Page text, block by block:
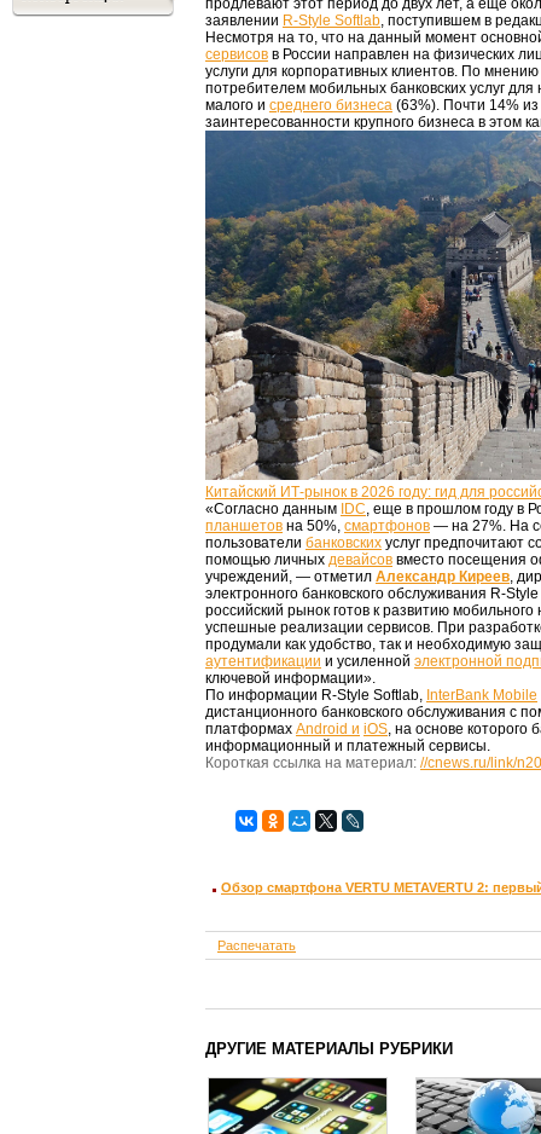
продлевают этот период до двух лет, а еще
заявлении R-Style Softlab, поступившем в
Несмотря на то, что на данный момент
сервисов в России направлен на физических
услуги для корпоративных клиентов. По
потребителем мобильных банковских услуг для
малого и среднего бизнеса (63%). Почти 14%
заинтересованности крупного бизнеса в этом
Китайский ИТ-рынок в 2026 году: гид для
«Согласно данным IDC , еще в прошлом году в
планшетов на 50%, смартфонов — на 27%. На
пользователи банковских услуг предпочитают
помощью личных девайсов вместо посещения
учреждений, — отметил Александр Киреев ,
электронного банковского обслуживания R-
российский рынок готов к развитию
успешные реализации сервисов. При
продумали как удобство, так и необходимую
аутентификации и усиленной электронной
ключевой информации».
По информации R-Style Softlab, InterBank Mobile
дистанционного банковского обслуживания с
платформах Android и iOS , на основе
информационный и платежный сервисы.
Короткая ссылка на материал: //cnews.ru/link/
Обзор смартфона VERTU METAVERTU 2:
Распечатать
ДРУГИЕ МАТЕРИАЛЫ РУБРИКИ